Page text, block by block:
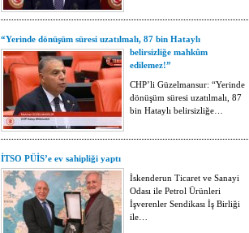
“Yerinde dönüşüm süresi uzatılmalı, 87 bin Hataylı
belirsizliğe mahkûm
edilemez!”
CHP’li Güzelmansur: “Yerinde
dönüşüm süresi uzatılmalı, 87
bin Hataylı belirsizliğe…
İTSO PÜİS’e ev sahipliği yaptı
İskenderun Ticaret ve Sanayi
Odası ile Petrol Ürünleri
İşverenler Sendikası İş Birliği
ile…